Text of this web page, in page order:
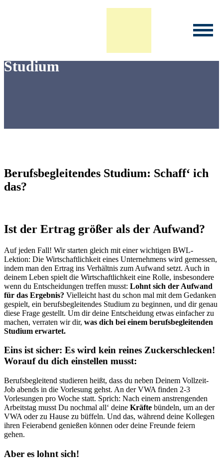
Studium
Berufsbegleitendes Studium: Schaff‘ ich
das?
Ist der Ertrag größer als der Aufwand?
Auf jeden Fall! Wir starten gleich mit einer wichtigen BWL-
Lektion: Die Wirtschaftlichkeit eines Unternehmens wird gemessen,
indem man den Ertrag ins Verhältnis zum Aufwand setzt. Auch in
deinem Leben spielt die Wirtschaftlichkeit eine Rolle, insbesondere
wenn du Entscheidungen treffen musst: Lohnt sich der Aufwand
für das Ergebnis? Vielleicht hast du schon mal mit dem Gedanken
gespielt, ein berufsbegleitendes Studium zu beginnen, und dir genau
diese Frage gestellt. Um dir deine Entscheidung etwas einfacher zu
machen, verraten wir dir, was dich bei einem berufsbegleitenden
Studium erwartet.
Eins ist sicher: Es wird kein reines Zuckerschlecken!
Worauf du dich einstellen musst:
Berufsbegleitend studieren heißt, dass du neben Deinem Vollzeit-
Job abends in die Vorlesung gehst. An der VWA finden 2-3
Vorlesungen pro Woche statt. Sprich: Nach einem anstrengenden
Arbeitstag musst Du nochmal all‘ deine Kräfte bündeln, um an der
VWA oder zu Hause zu büffeln. Und das, während deine Kollegen
ihren Feierabend genießen können oder deine Freunde feiern
gehen.
Aber es lohnt sich!